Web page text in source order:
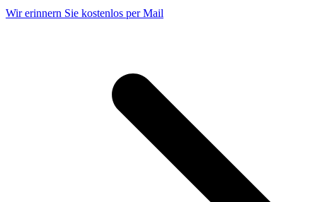
Wir erinnern Sie kostenlos per Mail